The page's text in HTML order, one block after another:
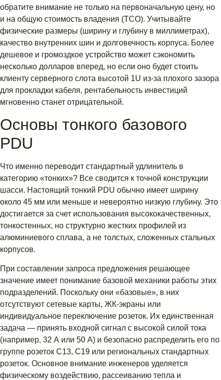
обратите внимание не только на первоначальную цену, но
и на общую стоимость владения (TCO). Учитывайте
физические размеры (ширину и глубину в миллиметрах),
качество внутренних шин и долговечность корпуса. Более
дешевое и громоздкое устройство может сэкономить
несколько долларов вперед, но если оно будет стоить
клиенту серверного слота высотой 1U из-за плохого зазора
для прокладки кабеля, рентабельность инвестиций
мгновенно станет отрицательной.
Основы тонкого базового
PDU
Что именно переводит стандартный удлинитель в
категорию «тонких»? Все сводится к точной конструкции
шасси. Настоящий тонкий PDU обычно имеет ширину
около 45 мм или меньше и невероятно низкую глубину. Это
достигается за счет использования высококачественных,
тонкостенных, но структурно жестких профилей из
алюминиевого сплава, а не толстых, сложенных стальных
корпусов.
При составлении запроса предложения решающее
значение имеет понимание базовой механики работы этих
подразделений. Поскольку они «базовые», в них
отсутствуют сетевые карты, ЖК-экраны или
индивидуальное переключение розеток. Их единственная
задача — принять входной сигнал с высокой силой тока
(например, 32 А или 50 А) и безопасно распределить его по
группе розеток C13, C19 или региональных стандартных
розеток. Основное внимание инженеров уделяется
физическому воздействию, рассеиванию тепла и